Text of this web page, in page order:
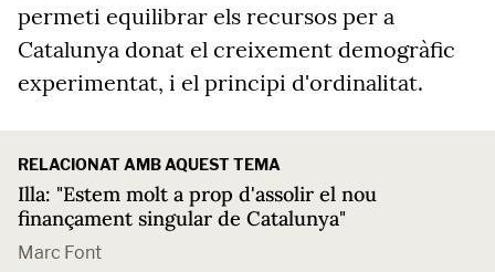
permeti equilibrar els recursos per a
Catalunya donat el creixement demogràfic
experimentat, i el principi d'ordinalitat.
RELACIONAT AMB AQUEST TEMA
Illa: "Estem molt a prop d'assolir el nou
finançament singular de Catalunya"
Marc Font